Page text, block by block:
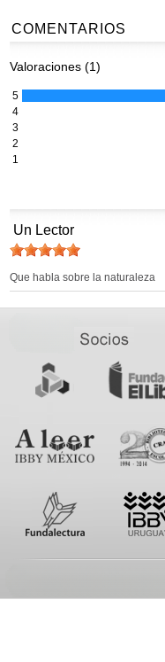
COMENTARIOS
Valoraciones (1)
5
4
3
2
1
Un Lector
Que habla sobre la naturaleza